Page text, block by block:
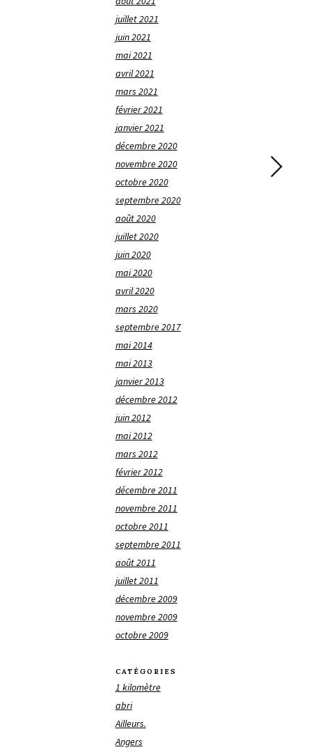
juillet 2021
juin 2021
mai 2021
avril 2021
mars 2021
février 2021
janvier 2021
décembre 2020
novembre 2020
octobre 2020
septembre 2020
août 2020
juillet 2020
juin 2020
mai 2020
avril 2020
mars 2020
septembre 2017
mai 2014
mai 2013
janvier 2013
décembre 2012
juin 2012
mai 2012
mars 2012
février 2012
décembre 2011
novembre 2011
octobre 2011
septembre 2011
août 2011
juillet 2011
décembre 2009
novembre 2009
octobre 2009
CATÉGORIES
1 kilomètre
abri
Ailleurs.
Angers